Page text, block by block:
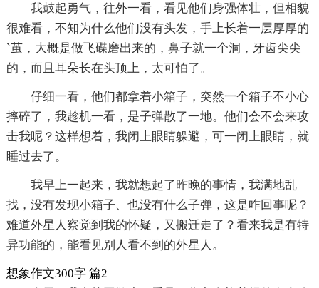
我鼓起勇气，往外一看，看见他们身强体壮，但相貌
很难看，不知为什么他们没有头发，手上长着一层厚厚的
`茧，大概是做飞碟磨出来的，鼻子就一个洞，牙齿尖尖
的，而且耳朵长在头顶上，太可怕了。
仔细一看，他们都拿着小箱子，突然一个箱子不小心
摔碎了，我趁机一看，是子弹散了一地。他们会不会来攻
击我呢？这样想着，我闭上眼睛躲避，可一闭上眼睛，就
睡过去了。
我早上一起来，我就想起了昨晚的事情，我满地乱
找，没有发现小箱子、也没有什么子弹，这是咋回事呢？
难道外星人察觉到我的怀疑，又搬迁走了？看来我是有特
异功能的，能看见别人看不到的外星人。
想象作文300字 篇2